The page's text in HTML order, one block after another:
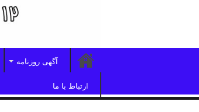
آگهی روزنامه
ارتباط با ما